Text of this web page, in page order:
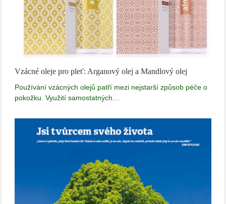
Vzácné oleje pro pleť: Arganový olej a Mandlový olej
Používání vzácných olejů patří mezi nejstarší způsob péče o
pokožku. Využití samostatných…